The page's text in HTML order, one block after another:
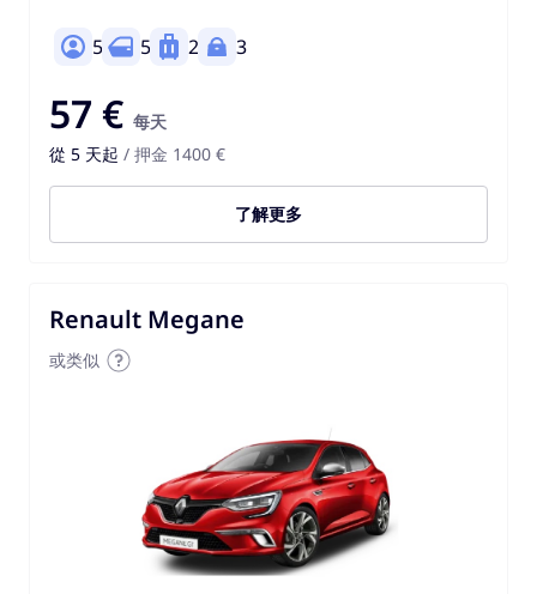
5 5 2 3
57 € 每天
從 5 天起 / 押金 1400 €
了解更多
Renault Megane
或类似